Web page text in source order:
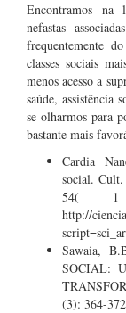
Encontramos na
nefastas
frequentemente
classes sociais
menos acesso a
saúde, assistência
se olharmos para
bastante mais
Cardia
social.
54( 1
http://
Sawaia,
SOCIAL:
(3): 364-